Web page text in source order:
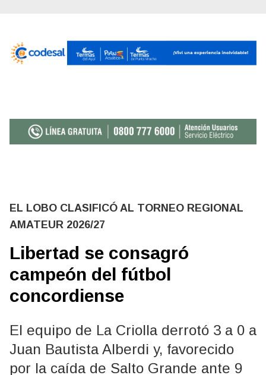
EL LOBO CLASIFICÓ AL TORNEO REGIONAL
AMATEUR 2026/27
Libertad se consagró
campeón del fútbol
concordiense
El equipo de La Criolla derrotó 3 a 0 a
Juan Bautista Alberdi y, favorecido
por la caída de Salto Grande ante 9